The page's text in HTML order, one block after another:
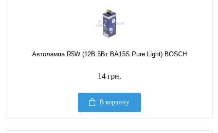
Автолампа R5W (12В 5Вт BA15S Pure Light) BOSCH
14 грн.
В корзину